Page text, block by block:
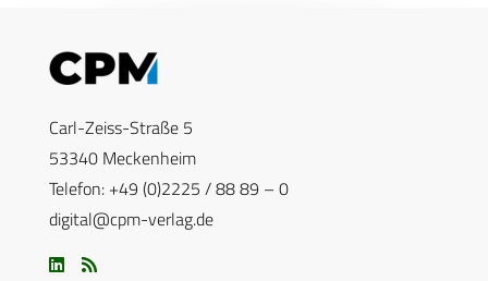
Carl-Zeiss-Straße 5
53340 Meckenheim
Telefon: +49 (0)2225 / 88 89 – 0
digital@cpm-verlag.de